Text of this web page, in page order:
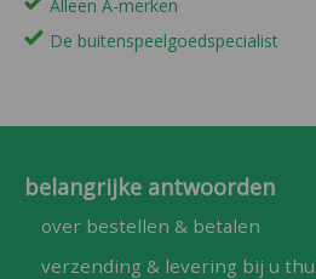
Alleen A-merken
De buitenspeelgoedspecialist
belangrijke antwoorden
over bestellen & betalen
verzending & levering bij u